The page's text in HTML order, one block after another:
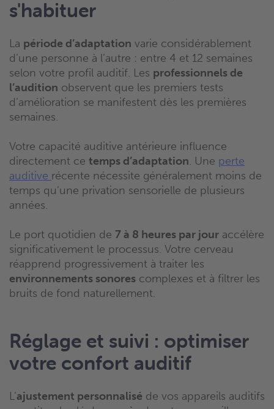
s'habituer
La période d’adaptation varie considérablement
d’une personne à l’autre : entre 4 et 12 semaines
selon votre profil auditif. Les professionnels de
l’audition observent que les premiers tests
d’amélioration se manifestent dès les premières
semaines.
Votre capacité auditive antérieure influence
directement ce temps d’adaptation. Une perte
auditive récente nécessite généralement moins de
temps qu’une privation sensorielle de plusieurs
années.
Le port quotidien de 7 à 8 heures par jour accélère
significativement le processus. Votre cerveau
réapprend progressivement à traiter les
environnements sonores complexes et à filtrer les
bruits de fond naturellement.
Réglage et suivi : optimiser
votre confort auditif
L’ajustement personnalisé de vos appareils auditifs